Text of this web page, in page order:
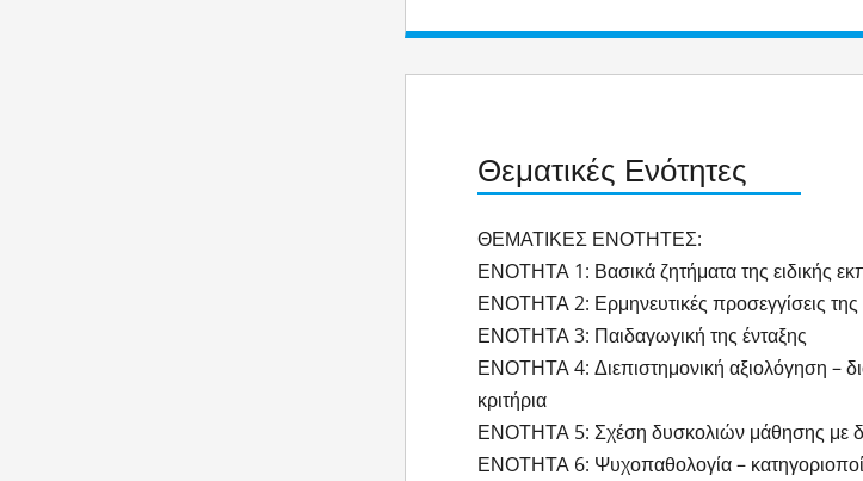
Θεματικές Ενότητες
ΘΕΜΑΤΙΚΕΣ ΕΝΟΤΗΤΕΣ:
ΕΝΟΤΗΤΑ 1: Βασικά ζητήματα της ειδικής
ΕΝΟΤΗΤΑ 2: Ερμηνευτικές προσεγγίσεις
ΕΝΟΤΗΤΑ 3: Παιδαγωγική της ένταξης
ΕΝΟΤΗΤΑ 4: Διεπιστημονική αξιολόγηση –
κριτήρια
ΕΝΟΤΗΤΑ 5: Σχέση δυσκολιών μάθησης με
ΕΝΟΤΗΤΑ 6: Ψυχοπαθολογία –